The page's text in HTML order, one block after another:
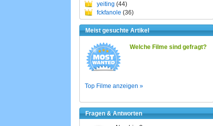
yeiting (44)
fckfanole (36)
Meist gesuchte Artikel
Welche Filme sind gefragt?
Top Filme anzeigen »
Fragen & Antworten